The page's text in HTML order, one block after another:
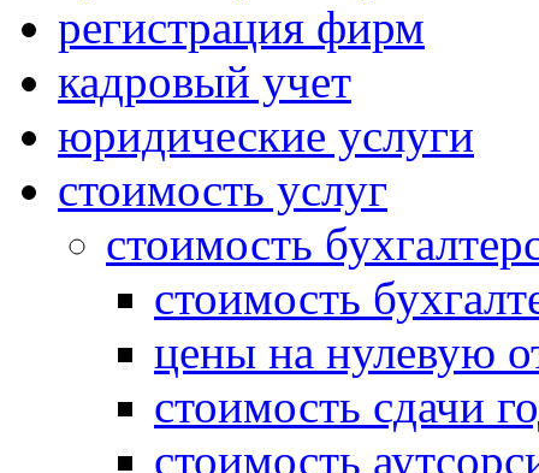
регистрация фирм
кадровый учет
юридические услуги
стоимость услуг
стоимость
стоимость
цены на нулевую
стоимость сдачи
стоимость